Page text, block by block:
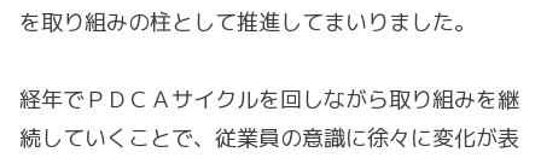
を取り組みの柱として推進してまいりました。
経年でＰＤＣＡサイクルを回しながら取り組みを継
続していくことで、従業員の意識に徐々に変化が表